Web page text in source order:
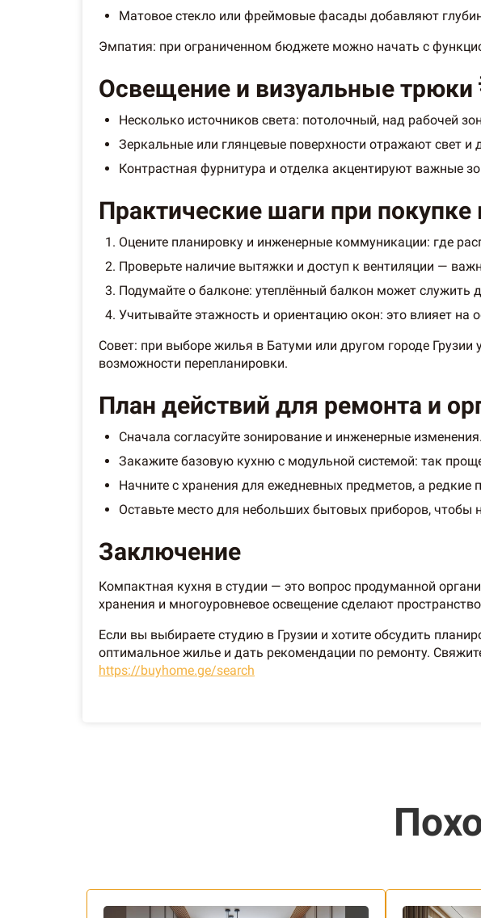
Матовое стекло или фреймовые фасады добавляют
Эмпатия: при ограниченном бюджете можно начать с
Освещение и визуальные трюки
Несколько источников света: потолочный, над рабочей
Зеркальные или глянцевые поверхности отражают свет и
Контрастная фурнитура и отделка акцентируют важные
Практические шаги при
Оцените планировку и инженерные коммуникации: где
Проверьте наличие вытяжки и доступ к вентиляции —
Подумайте о балконе: утеплённый балкон может служить
Учитывайте этажность и ориентацию окон: это влияет на
Совет: при выборе жилья в Батуми или другом городе
возможности перепланировки.
План действий для ремонта и
Сначала согласуйте зонирование и инженерные изменения.
Закажите базовую кухню с модульной системой: так
Начните с хранения для ежедневных предметов, а редкие
Оставьте место для небольших бытовых приборов, чтобы
Заключение
Компактная кухня в студии — это вопрос продуманной
хранения и многоуровневое освещение сделают
Если вы выбираете студию в Грузии и хотите обсудить
оптимальное жилье и дать рекомендации по ремонту.
https://buyhome.ge/search